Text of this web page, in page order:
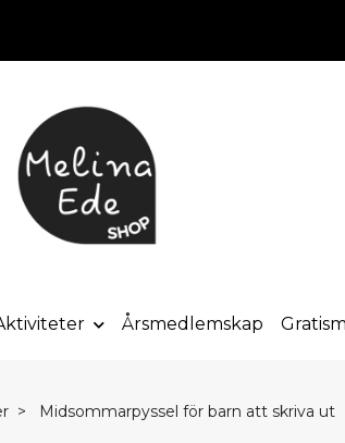
Årsmedlemskap
Midsommarpyssel för barn att skriva ut